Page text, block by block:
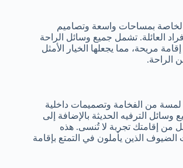
الخاصة بمساحات واسعة وتصاميم
العائلة. تشمل جميع وسائل الراحة
مريحة، مما يجعلها الخيار الأمثل
الراحة.
لمسة من الفخامة وتصميمات داخلية
وسائل الترفيه الحديثة بالإضافة إلى
إقامتك تجربة لا تُنسى. هذه
الضيوف الذين يأملون في التمتع بإقامة